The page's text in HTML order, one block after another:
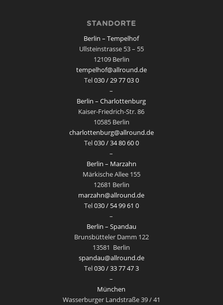
STANDORTE
Berlin – Tempelhof
Ullsteinstrasse 53 – 55
12109 Berlin
tempelhof@allround.de
Tel030 / 29 77 03 0
–
Berlin – Charlottenburg
Kaiser-Friedrich-Str. 86
10585 Berlin
charlottenburg@allround.de
Tel030 / 34 80 60 0
–
Berlin – Marzahn
Märkische Allee 155
12681 Berlin
marzahn@allround.de
Tel030 / 54 99 61 0
–
Berlin – Spandau
Brunsbütteler Damm 122
13581 Berlin
spandau@allround.de
Tel030 / 33 77 47 3
–
München
Wasserburger Landstraße 39 / 41